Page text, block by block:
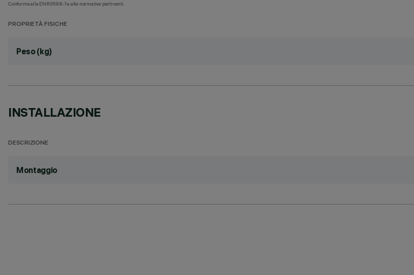
Conforme alla EN60598-1 e alle normative pertinenti.
PROPRIETÀ FISICHE
Peso (kg)
INSTALLAZIONE
DESCRIZIONE
Montaggio